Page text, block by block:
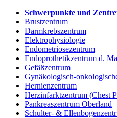
Schwerpunkte und
Brustzentrum
Darmkrebszentrum
Elektrophysiologie
Endometriosezentrum
Endoprothetikzentrum d.
Gefäßzentrum
Gynäkologisch-
Hernienzentrum
Herzinfarktzentrum (Chest
Pankreaszentrum Oberland
Schulter- &